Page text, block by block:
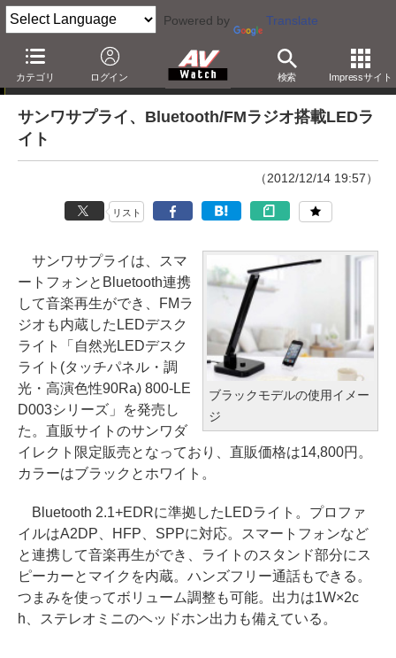
Powered by Translate
カテゴリ ログイン 検索 Impressサイト
ニュース
サンワサプライ、Bluetooth/FMラジオ搭載LEDラ
イト
（2012/12/14 19:57）
リスト
ブラックモデルの使用イメー
ジ
サンワサプライは、スマ
ートフォンとBluetooth連携
して音楽再生ができ、FMラ
ジオも内蔵したLEDデスク
ライト「自然光LEDデスク
ライト(タッチパネル・調
光・高演色性90Ra) 800-LE
D003シリーズ」を発売し
た。直販サイトのサンワダ
イレクト限定販売となっており、直販価格は14,800円。
カラーはブラックとホワイト。
Bluetooth 2.1+EDRに準拠したLEDライト。プロファ
イルはA2DP、HFP、SPPに対応。スマートフォンなど
と連携して音楽再生ができ、ライトのスタンド部分にス
ピーカーとマイクを内蔵。ハンズフリー通話もできる。
つまみを使ってボリューム調整も可能。出力は1W×2c
h、ステレオミニのヘッドホン出力も備えている。